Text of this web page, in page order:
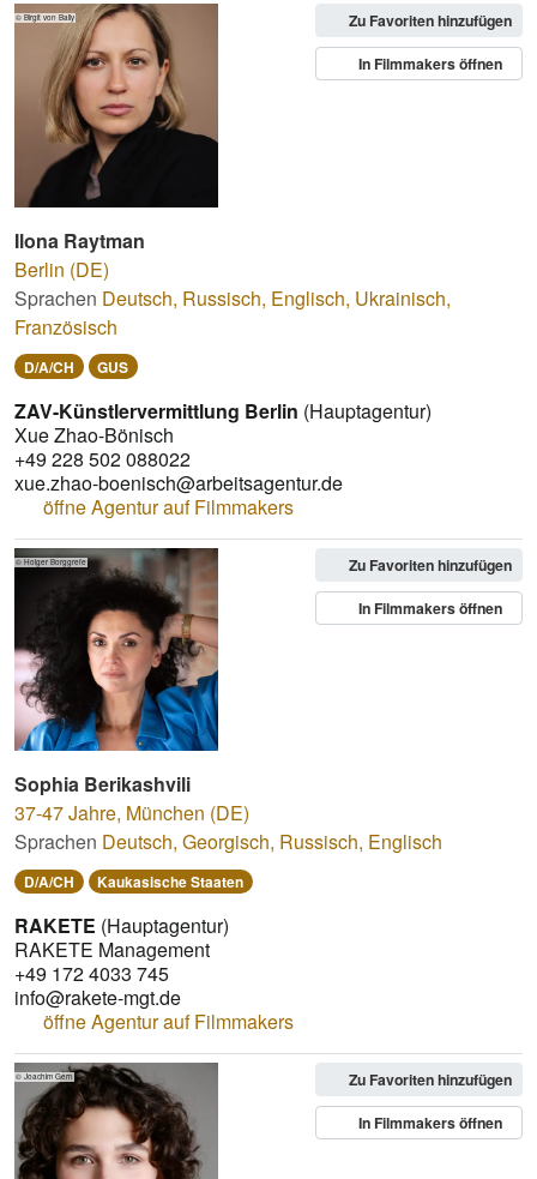
Zu Favoriten hinzufügen
In Filmmakers öffnen
© Birgit von Bally
Berlin (DE)
Sprachen Deutsch, Russisch, Englisch, Ukrainisch,
Französisch
D/A/CH GUS
Ilona Raytman
ZAV-Künstlervermittlung Berlin (Hauptagentur)
Xue Zhao-Bönisch
+49 228 502 088022
xue.zhao-boenisch@arbeitsagentur.de
öffne Agentur auf Filmmakers
Zu Favoriten hinzufügen
In Filmmakers öffnen
© Holger Borggrefe
37-47 Jahre, München (DE)
Sprachen Deutsch, Georgisch, Russisch, Englisch
D/A/CH Kaukasische Staaten
Sophia Berikashvili
RAKETE (Hauptagentur)
RAKETE Management
+49 172 4033 745
info@rakete-mgt.de
öffne Agentur auf Filmmakers
Zu Favoriten hinzufügen
In Filmmakers öffnen
© Joachim Gern